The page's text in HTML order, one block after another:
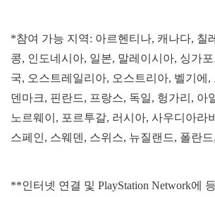
*참여 가능 지역: 아르헨티나, 캐나다, 칠
콩, 인도네시아, 일본, 말레이시아, 싱가
국, 오스트레일리아, 오스트리아, 벨기에,
덴마크, 핀란드, 프랑스, 독일, 헝가리, 아
노르웨이, 포르투갈, 러시아, 사우디아라
스페인, 스웨덴, 스위스, 뉴질랜드, 폴란
**인터넷 연결 및 PlayStation Network에